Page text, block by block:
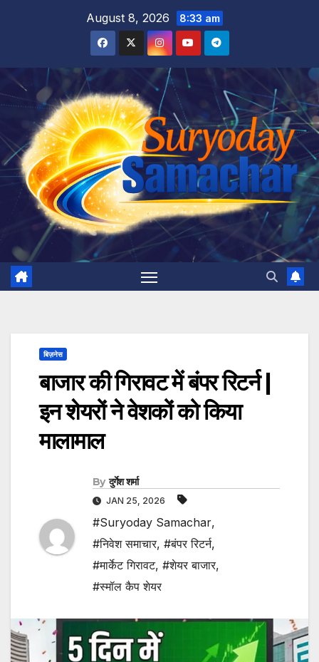
August 8, 2026 8:33 am
बिज़नेस
बाजार की गिरावट में बंपर रिटर्न |
इन शेयरों ने वेशकों को किया
मालामाल
By दुर्गेश शर्मा
JAN 25, 2026
#Suryoday Samachar,
#निवेश समाचार, #बंपर रिटर्न,
#मार्केट गिरावट, #शेयर बाजार,
#स्मॉल कैप शेयर